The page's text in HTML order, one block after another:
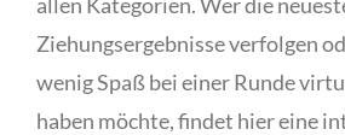
Ziehungsergebnisse verfolgen
wenig Spaß bei einer Runde
haben möchte, findet hier eine